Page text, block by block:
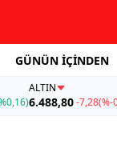
GÜNÜN İÇİNDEN
ALTIN
6.488,80-7,28(%-